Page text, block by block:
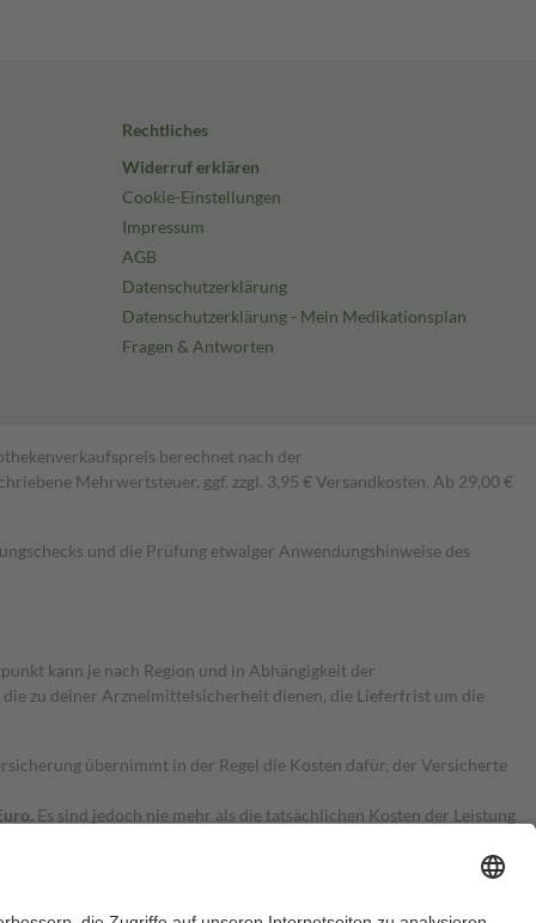
Rechtliches
Widerruf erklären
Cookie-Einstellungen
Impressum
AGB
Datenschutzerklärung
Datenschutzerklärung - Mein Medikationsplan
Fragen & Antworten
berechnet nach der
Mehrwertsteuer, ggf. zzgl. 3,95 € Versandkosten. Ab 29,00 €
und die Prüfung etwaiger Anwendungshinweise des
kann je nach Region und in Abhängigkeit der
zu deiner Arzneimittelsicherheit dienen, die Lieferfrist um die
übernimmt in der Regel die Kosten dafür, der Versicherte
Es sind jedoch nie mehr als die tatsächlichen Kosten der Leistung
Zuzahlungen an bei: